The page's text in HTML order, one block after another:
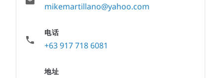
mikemartillano@yahoo.com
电话
+63 917 718 6081
地址